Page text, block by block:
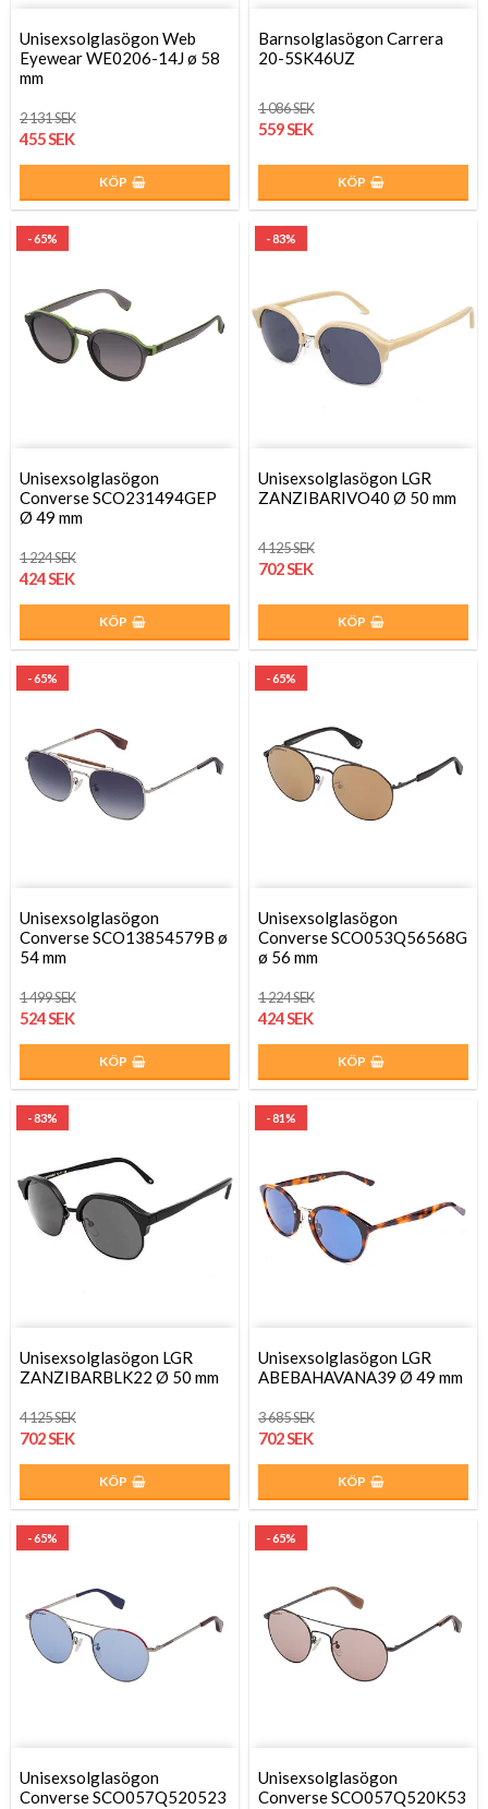
Unisexsolglasögon Web
Eyewear WE0206-14J ø 58
mm
2 131 SEK
455 SEK
KÖP
Barnsolglasögon Carrera
20-5SK46UZ
1 086 SEK
559 SEK
KÖP
- 65%
Unisexsolglasögon
Converse SCO231494GEP
Ø 49 mm
1 224 SEK
424 SEK
KÖP
- 83%
Unisexsolglasögon LGR
ZANZIBARIVO40 Ø 50 mm
4 125 SEK
702 SEK
KÖP
- 65%
Unisexsolglasögon
Converse SCO13854579B ø
54 mm
1 499 SEK
524 SEK
KÖP
- 65%
Unisexsolglasögon
Converse SCO053Q56568G
ø 56 mm
1 224 SEK
424 SEK
KÖP
- 83%
Unisexsolglasögon LGR
ZANZIBARBLK22 Ø 50 mm
4 125 SEK
702 SEK
KÖP
- 81%
Unisexsolglasögon LGR
ABEBAHAVANA39 Ø 49 mm
3 685 SEK
702 SEK
KÖP
- 65%
Unisexsolglasögon
Converse SCO057Q520523
- 65%
Unisexsolglasögon
Converse SCO057Q520K53